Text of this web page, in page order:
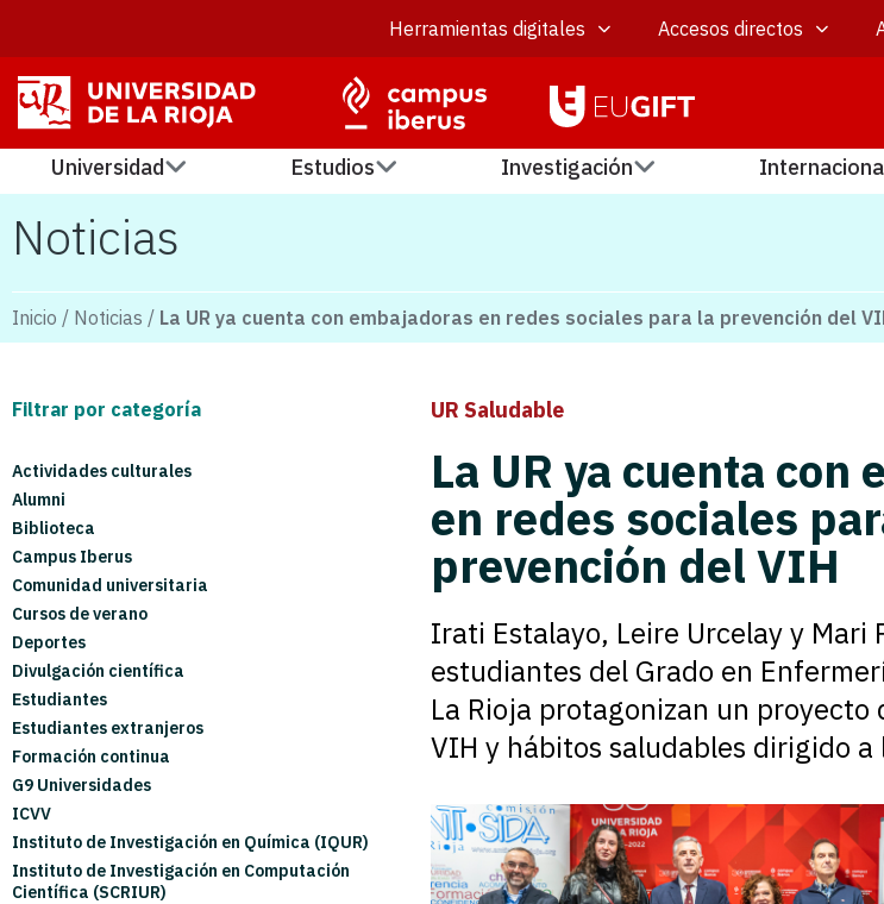
Herramientas digitales Accesos directos
Universidad Estudios Investigación
Noticias
Inicio / Noticias / La UR ya cuenta con embajadoras en redes sociales para la prevención del
Filtrar por categoría
Actividades culturales
Alumni
Biblioteca
Campus Iberus
Comunidad universitaria
Cursos de verano
Deportes
Divulgación científica
Estudiantes
Estudiantes extranjeros
Formación continua
G9 Universidades
ICVV
Instituto de Investigación en Química (IQUR)
Instituto de Investigación en Computación
Científica (SCRIUR)
UR Saludable
La UR ya cuenta con
en redes sociales
prevención del VIH
Irati Estalayo, Leire Urcelay y Mari
estudiantes del Grado en
La Rioja protagonizan un proyecto
VIH y hábitos saludables dirigido a